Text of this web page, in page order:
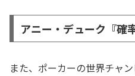
アニー・デューク『確
また、ポーカーの世界チャ